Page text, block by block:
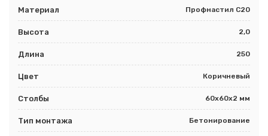
Материал Профнастил С20
Высота 2,0
Длина 250
Цвет Коричневый
Столбы 60х60х2 мм
Тип монтажа Бетонирование